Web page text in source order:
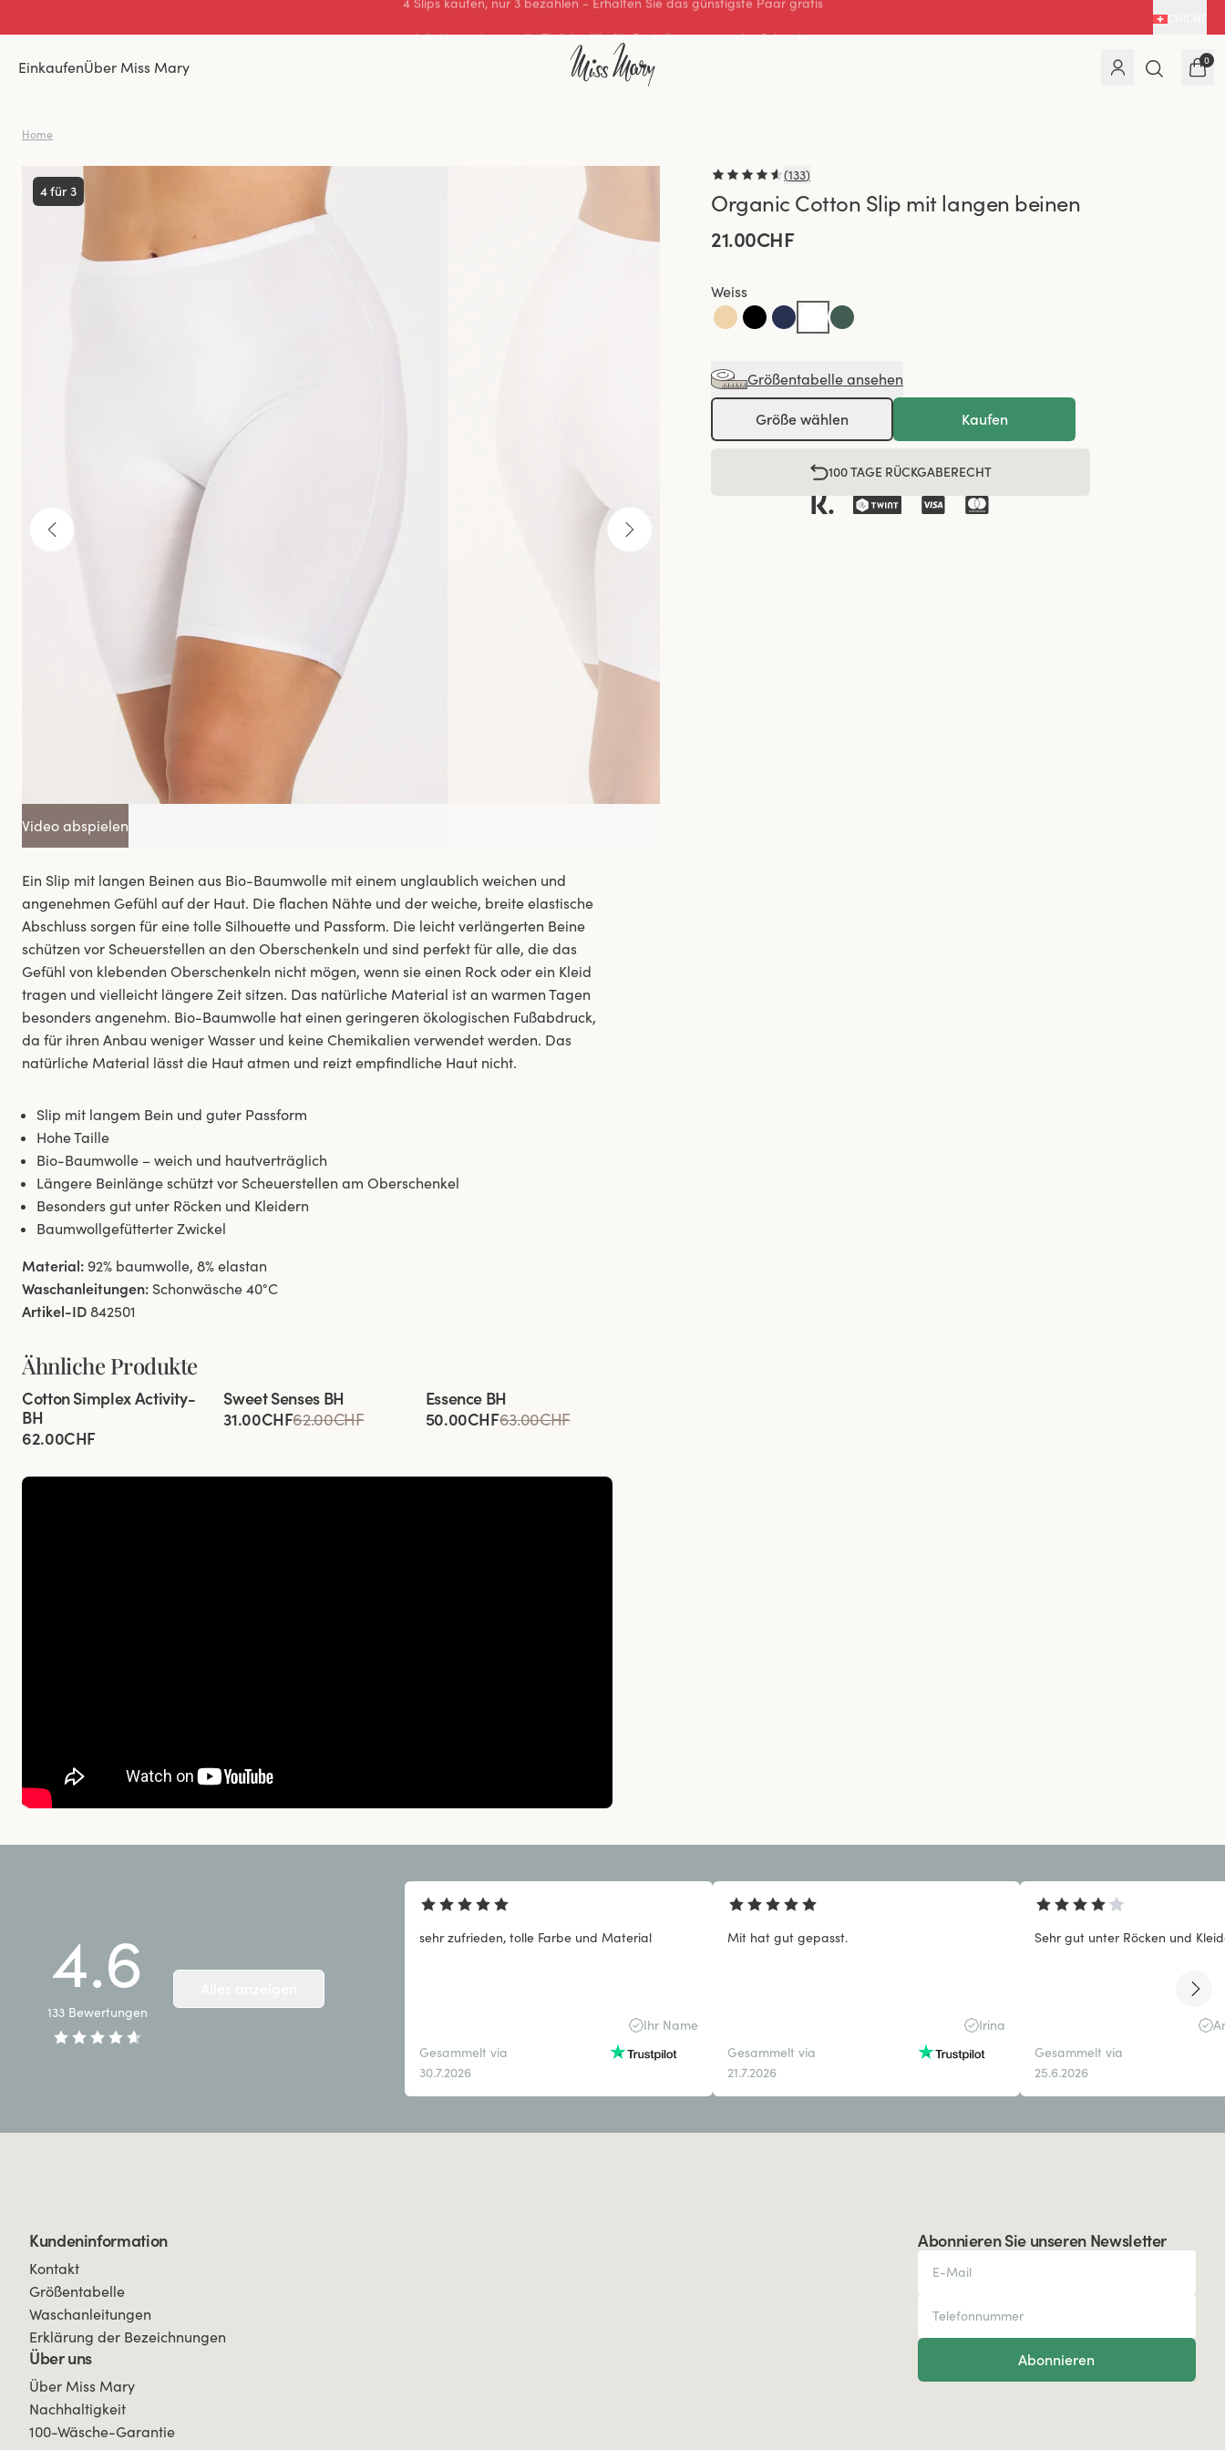
EinkaufenÜber Miss Mary 0
Home
4 für 3
Video abspielen
(133)
Organic Cotton Slip mit langen beinen
21.00CHF
Weiss
Größentabelle ansehen
Größe wählen Kaufen
100 TAGE RÜCKGABERECHT
Ein Slip mit langen Beinen aus Bio-Baumwolle mit einem unglaublich weichen und
angenehmen Gefühl auf der Haut. Die flachen Nähte und der weiche, breite elastische
Abschluss sorgen für eine tolle Silhouette und Passform. Die leicht verlängerten Beine
schützen vor Scheuerstellen an den Oberschenkeln und sind perfekt für alle, die das
Gefühl von klebenden Oberschenkeln nicht mögen, wenn sie einen Rock oder ein Kleid
tragen und vielleicht längere Zeit sitzen. Das natürliche Material ist an warmen Tagen
besonders angenehm. Bio-Baumwolle hat einen geringeren ökologischen Fußabdruck,
da für ihren Anbau weniger Wasser und keine Chemikalien verwendet werden. Das
natürliche Material lässt die Haut atmen und reizt empfindliche Haut nicht.
Slip mit langem Bein und guter Passform
Hohe Taille
Bio-Baumwolle – weich und hautverträglich
Längere Beinlänge schützt vor Scheuerstellen am Oberschenkel
Besonders gut unter Röcken und Kleidern
Baumwollgefütterter Zwickel
Material: 92% baumwolle, 8% elastan
Waschanleitungen: Schonwäsche 40°C
Artikel-ID 842501
Ähnliche Produkte
Besonders Breiter Rücken
Cotton Simplex Activity-
BH
62.00CHF
Entlastet den Rücken
Sweet Senses BH
31.00CHF62.00CHF
Essence BH
50.00CHF63.00CHF
4.6
133 Bewertungen
sehr zufrieden, tolle Farbe und Material
Ihr Name
Gesammelt via
30.7.2026
Mit hat gut gepasst.
Irina
Gesammelt via
21.7.2026
Sehr gut unter Röcken und
Gesammelt via
25.6.2026
Abonnieren Sie unseren Newsletter
Abonnieren
Kundeninformation
Kontakt
Größentabelle
Waschanleitungen
Erklärung der Bezeichnungen
Über uns
Über Miss Mary
Nachhaltigkeit
100-Wäsche-Garantie